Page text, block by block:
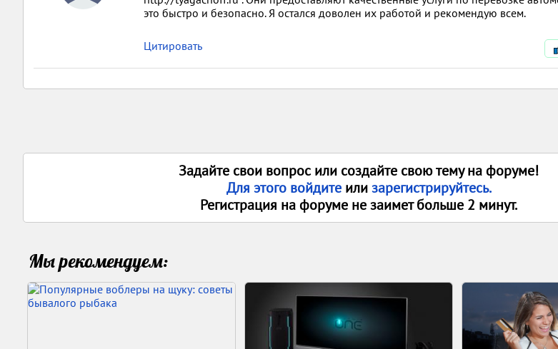
это быстро и безопасно. Я остался доволен их работой и рекомендую всем.
Цитировать
Задайте свои вопрос или создайте свою тему на форуме!
Для этого войдите илизарегистрируйтесь.
Регистрация на форуме не заимет больше 2 минут.
Мы рекомендуем: